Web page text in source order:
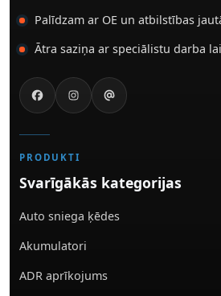
Palīdzam ar OE un atbilstības
Ātra saziņa ar speciālistu darba
PRODUKTI
Svarīgākās kategorijas
Auto sniega ķēdes
Akumulatori
ADR aprīkojums